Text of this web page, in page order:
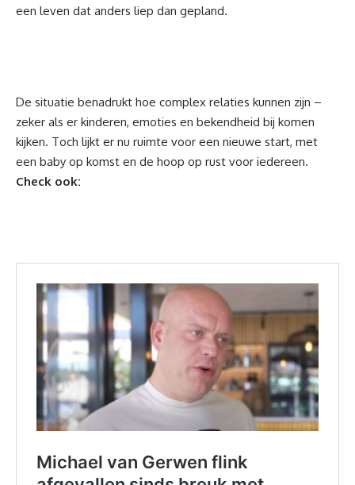
een leven dat anders liep dan gepland.
De situatie benadrukt hoe complex relaties kunnen zijn –
zeker als er kinderen, emoties en bekendheid bij komen
kijken. Toch lijkt er nu ruimte voor een nieuwe start, met
een baby op komst en de hoop op rust voor iedereen.
Check ook: